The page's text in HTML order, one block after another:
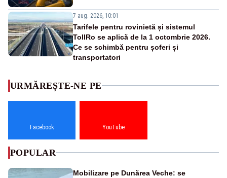
7 aug. 2026, 10:01
Tarifele pentru rovinietă și sistemul
TollRo se aplică de la 1 octombrie 2026.
Ce se schimbă pentru șoferi și
transportatori
URMĂREȘTE-NE PE
Facebook YouTube
POPULAR
Mobilizare pe Dunărea Veche: se